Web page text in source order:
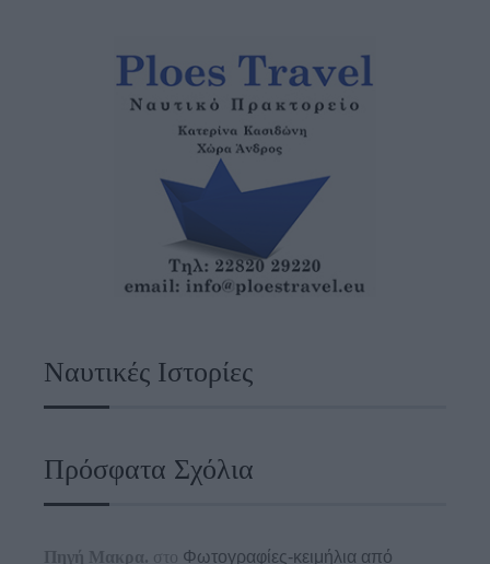
Ναυτικές Ιστορίες
Πρόσφατα Σχόλια
Πηγή Μακρα. στο Φωτογραφίες-κειμήλια από